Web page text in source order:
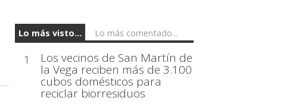
Lo más visto... Lo más comentado...
1 Los vecinos de San Martín de
la Vega reciben más de 3.100
cubos domésticos para
reciclar biorresiduos